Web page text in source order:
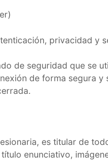
privacidad y
de seguridad que se
de forma segura
es titular de
enunciativo,